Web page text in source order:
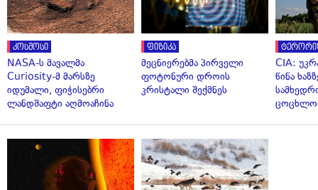
კოსმოსი
NASA-ს მავალმა
Curiosity-მ მარსზე
იდუმალი, ფიჭისებრი
ლანდშაფტი აღმოაჩინა
ფიზიკა
მეცნიერებმა პირველი
ფოტონური დროის
კრისტალი შექმნეს
CIA:
წინა